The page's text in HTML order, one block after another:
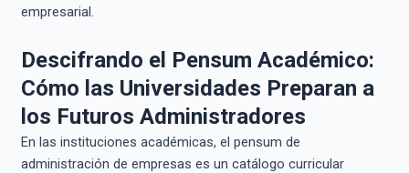
empresarial.
Descifrando el Pensum Académico:
Cómo las Universidades Preparan a
los Futuros Administradores
En las instituciones académicas, el pensum de
administración de empresas es un catálogo curricular